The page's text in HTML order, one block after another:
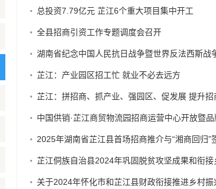
总投资7.79亿元 芷江6个重大项目集中开工
全县招商引资工作专题调度会召开
芷江：产业园区招工忙 就业不必去远方
芷江：拼招商、抓产业、强园区、促发展 提升
中国供销·芷江商贸物流园招商运营中心开放暨
2025年湖南省芷江县首场招商推介与“湘商回归”
芷江侗族自治县2024年巩固脱贫攻坚成果和衔
关于2024年怀化市和芷江县财政衔接推进乡村